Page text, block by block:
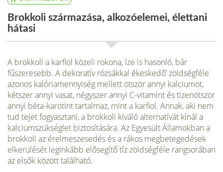
Brokkoli származása, alkozóelemei, élettani
hátasi
A brokkoli a karfiol közeli rokona, íze is hasonló, bár
fűszeresebb. A dekoratív rózsákkal ékeskedő’ zöldségféle
azonos kalóriamennyiség mellett ötször annyi kalciumot,
kétszer annyi vasat, négyszer annyi C-vitamint és tizenötször
annyi béta-karotint tartalmaz, mint a karfiol. Annak, aki nem
tud tejet fogyasztani, a brokkoli kiváló alternatívát kínál a
kal­ciumszükséglet biztosítására. Az Egyesült Államokban a
brokkoli az érelmeszesedés és a rákos megbetegedések
elkerülését leginkább elősegítő tíz zöldségféle rangsorában
az elsők között található.